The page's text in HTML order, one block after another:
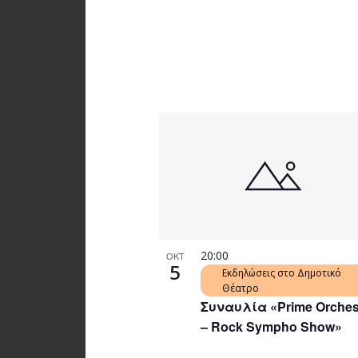
ΟΚΤ
5
Συναυλία «Prime
– Rock Sympho Show»
20:00
Εκδηλώσεις στο Δημοτικό
Θέατρο